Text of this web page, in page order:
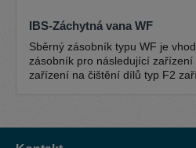
IBS-Záchytná vana WF
Sběrný zásobník typu WF je
zásobník pro následující zařízení
zařízení na čištění dílů typ F2 zařízení na čištění dílů IBS
znečišťujících vodu (čisticích